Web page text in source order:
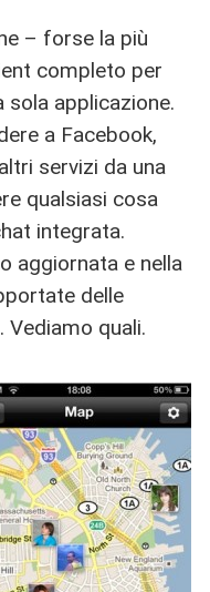
– forse la più
completo per
sola applicazione.
a Facebook,
servizi da una
qualsiasi cosa
integrata.
aggiornata e nella
delle
Vediamo quali.